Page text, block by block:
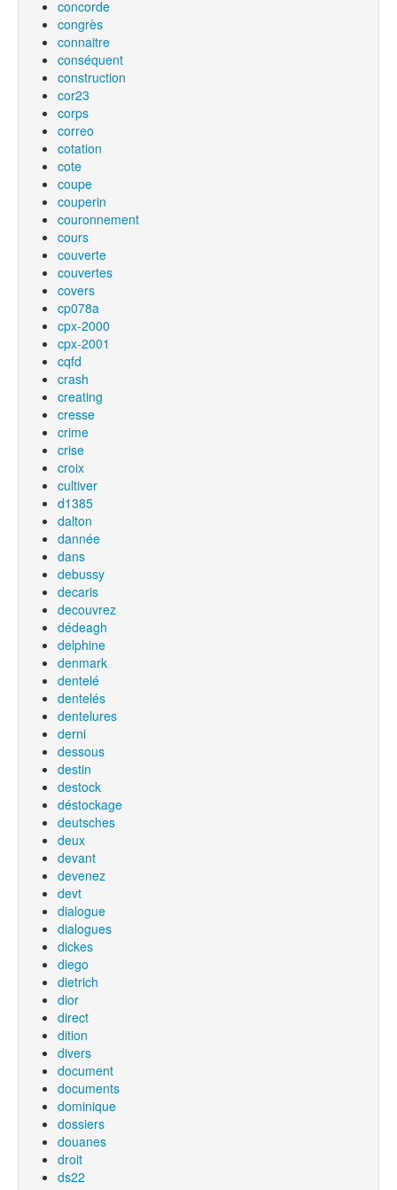
concorde
congrès
connaitre
conséquent
construction
cor23
corps
correo
cotation
cote
coupe
couperin
couronnement
cours
couverte
couvertes
covers
cp078a
cpx-2000
cpx-2001
cqfd
crash
creating
cresse
crime
crise
croix
cultiver
d1385
dalton
dannée
dans
debussy
decaris
decouvrez
dédeagh
delphine
denmark
dentelé
dentelés
dentelures
derni
dessous
destin
destock
déstockage
deutsches
deux
devant
devenez
devt
dialogue
dialogues
dickes
diego
dietrich
dior
direct
dition
divers
document
documents
dominique
dossiers
douanes
droit
ds22